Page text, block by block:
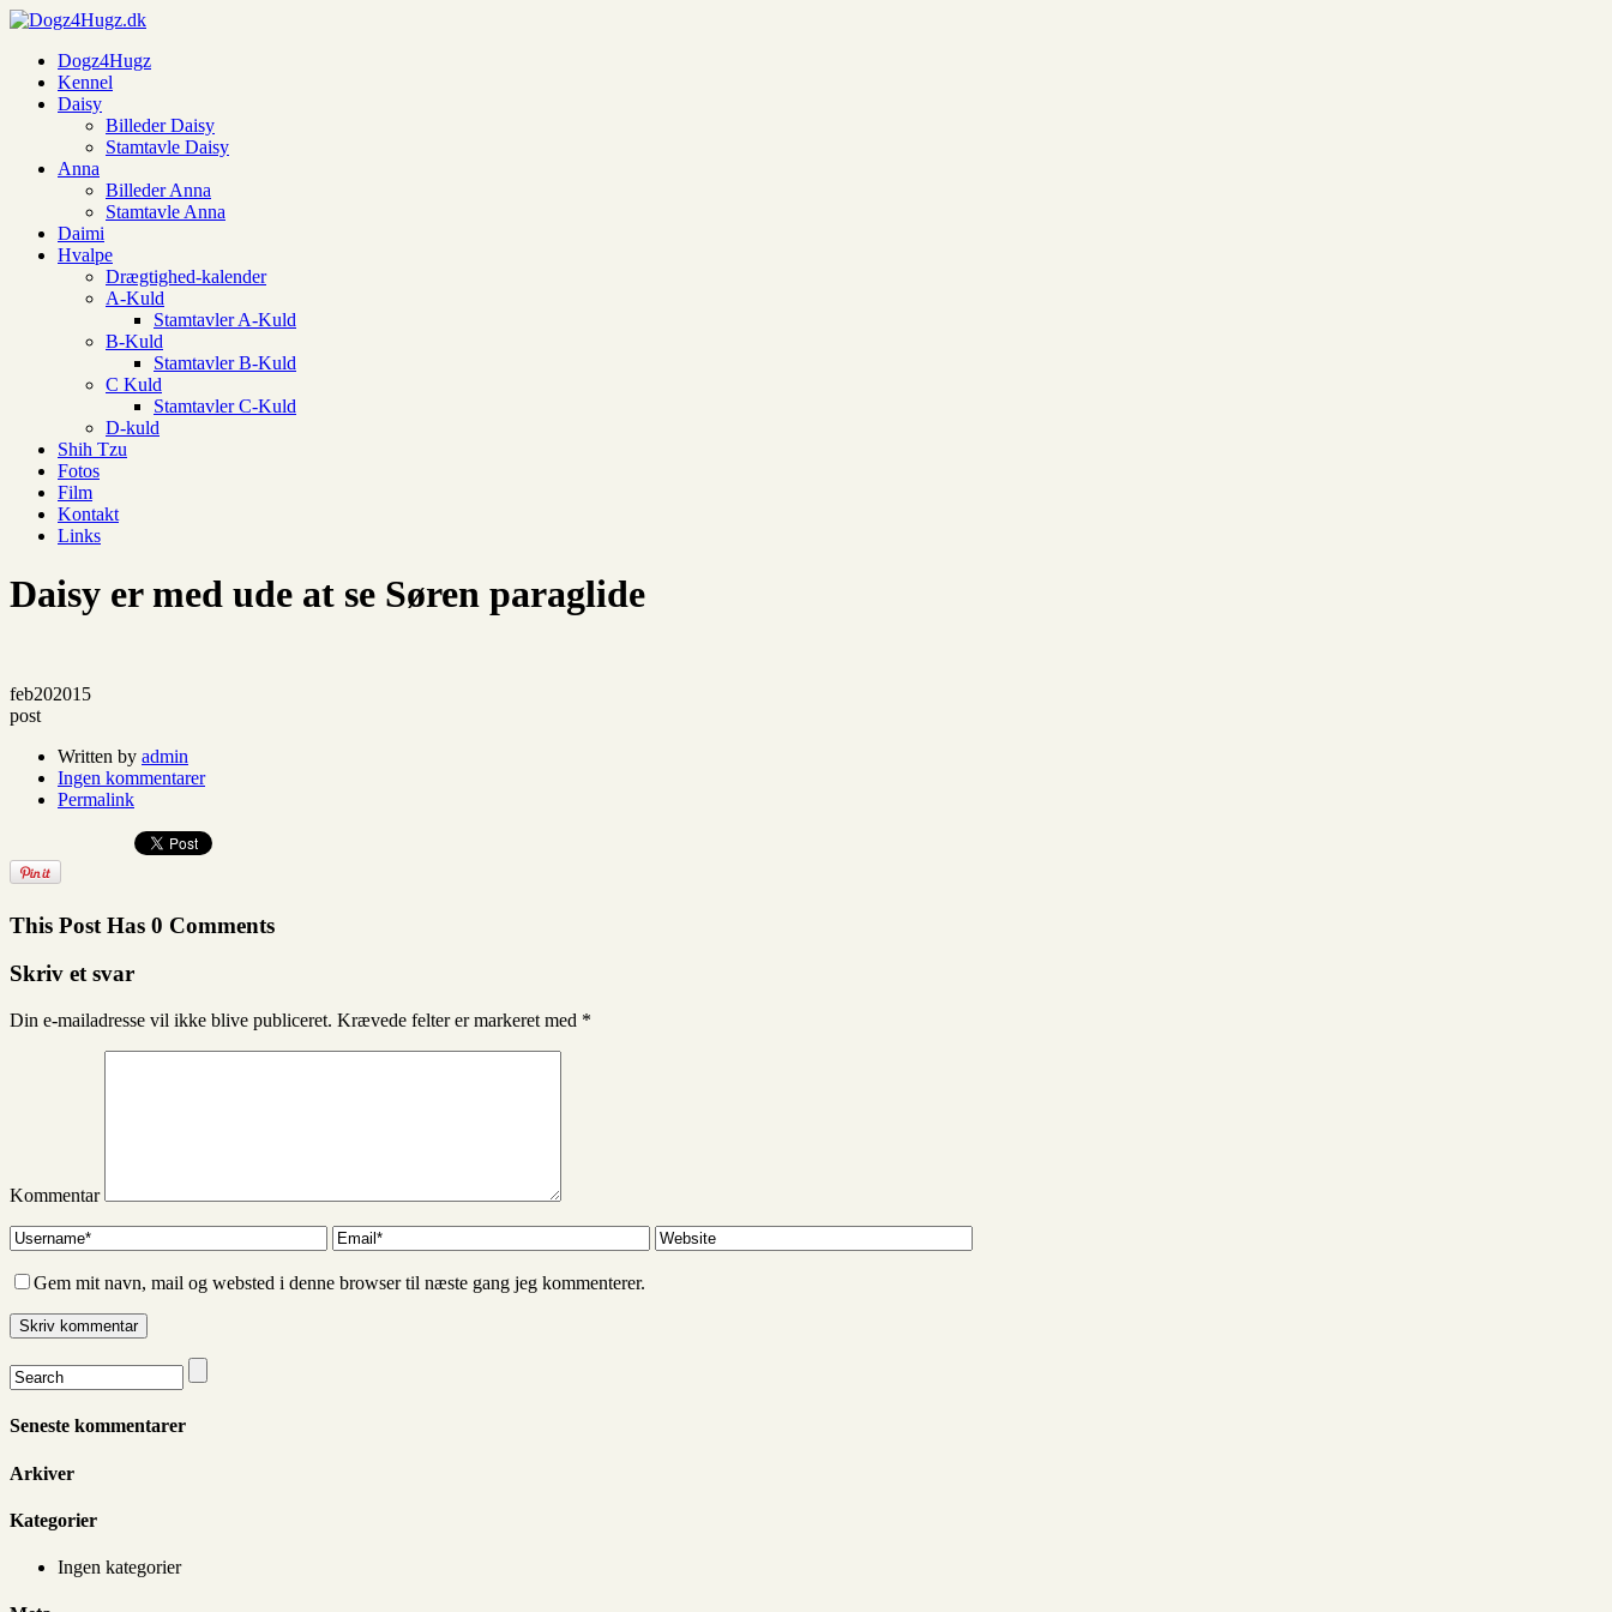
Dogz4Hugz
Kennel
Daisy
Billeder Daisy
Stamtavle Daisy
Anna
Billeder Anna
Stamtavle Anna
Daimi
Hvalpe
Drægtighed-kalender
A-Kuld
Stamtavler A-Kuld
B-Kuld
Stamtavler B-Kuld
C Kuld
Stamtavler C-Kuld
D-kuld
Shih Tzu
Fotos
Film
Kontakt
Links
Daisy er med ude at se Søren paraglide
feb202015
post
Written by admin
Ingen kommentarer
Permalink
This Post Has 0 Comments
Skriv et svar
Din e-mailadresse vil ikke blive publiceret. Krævede felter er markeret med *
Kommentar
Gem mit navn, mail og websted i denne browser til næste gang jeg kommenterer.
Seneste kommentarer
Arkiver
Kategorier
Ingen kategorier